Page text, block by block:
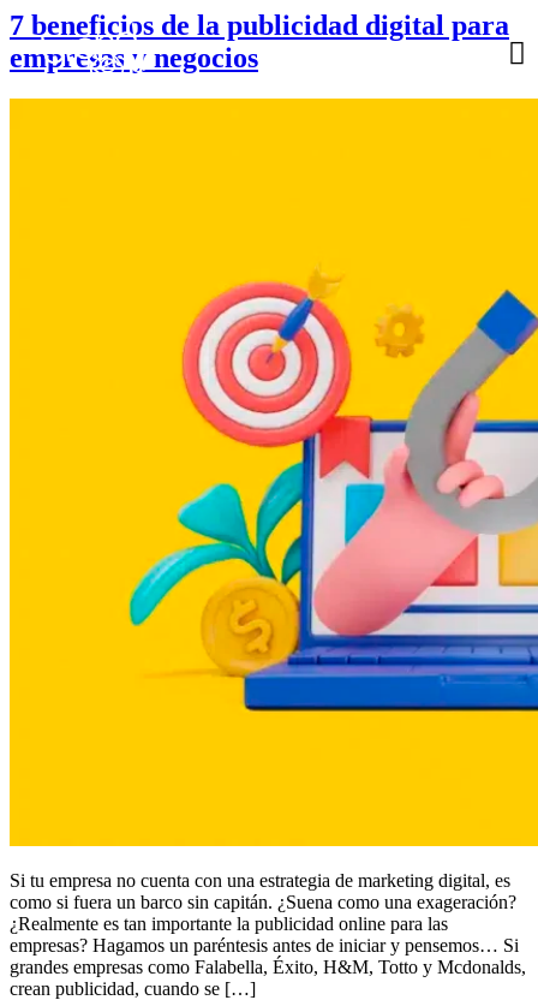
7 beneficios de la publicidad digital para
empresas y negocios
Si tu empresa no cuenta con una estrategia de marketing digital, es
como si fuera un barco sin capitán. ¿Suena como una exageración?
¿Realmente es tan importante la publicidad online para las
empresas? Hagamos un paréntesis antes de iniciar y pensemos… Si
grandes empresas como Falabella, Éxito, H&M, Totto y Mcdonalds,
crean publicidad, cuando se […]